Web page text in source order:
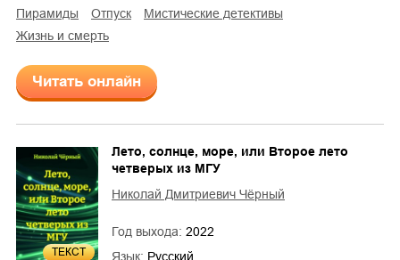
пирамиды
отпуск
мистические детективы
жизнь и смерть
Читать онлайн
ТЕКСТ
Лето, солнце, море, или Второе лето
четверых из МГУ
Николай Дмитриевич Чёрный
Год выхода: 2022
Язык: Русский